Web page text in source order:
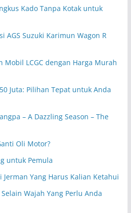
Kado Tanpa Kotak untuk
AGS Suzuki Karimun Wagon R
Mobil LCGC dengan Harga Murah
Juta: Pilihan Tepat untuk Anda
– A Dazzling Season – The
Oli Motor?
untuk Pemula
Yang Harus Kalian Ketahui
Wajah Yang Perlu Anda